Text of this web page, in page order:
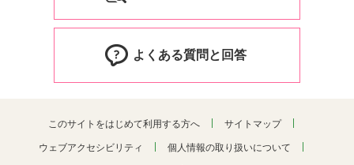
よくある質問と回答
このサイトをはじめて利用する方へ サイトマップ
ウェブアクセシビリティ 個人情報の取り扱いについて